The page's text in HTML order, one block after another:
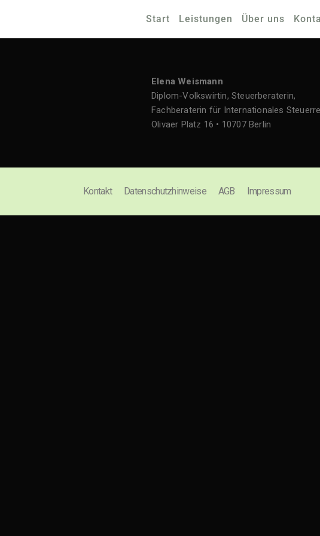
Start Leistungen Über uns
Elena Weismann
Diplom-Volkswirtin, Steuerberaterin,
Fachberaterin für Internationales
Olivaer Platz 16 • 10707 Berlin
Kontakt Datenschutzhinweise AGB Impressum